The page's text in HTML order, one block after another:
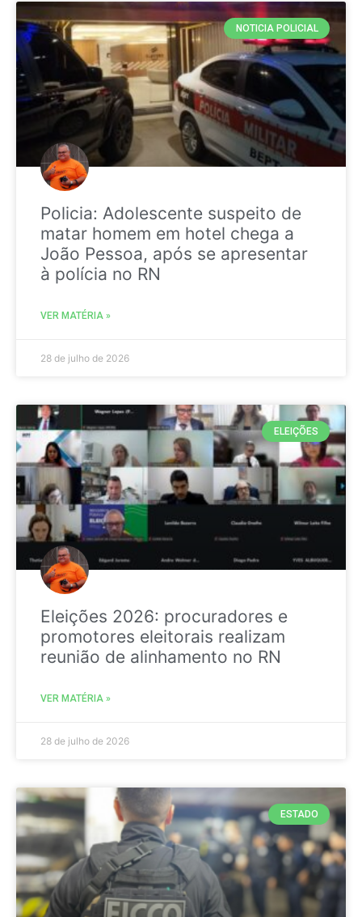
NOTICIA POLICIAL
Policia: Adolescente suspeito de
matar homem em hotel chega a
João Pessoa, após se apresentar
à polícia no RN
VER MATÉRIA »
28 de julho de 2026
ELEIÇÕES
Eleições 2026: procuradores e
promotores eleitorais realizam
reunião de alinhamento no RN
VER MATÉRIA »
28 de julho de 2026
ESTADO